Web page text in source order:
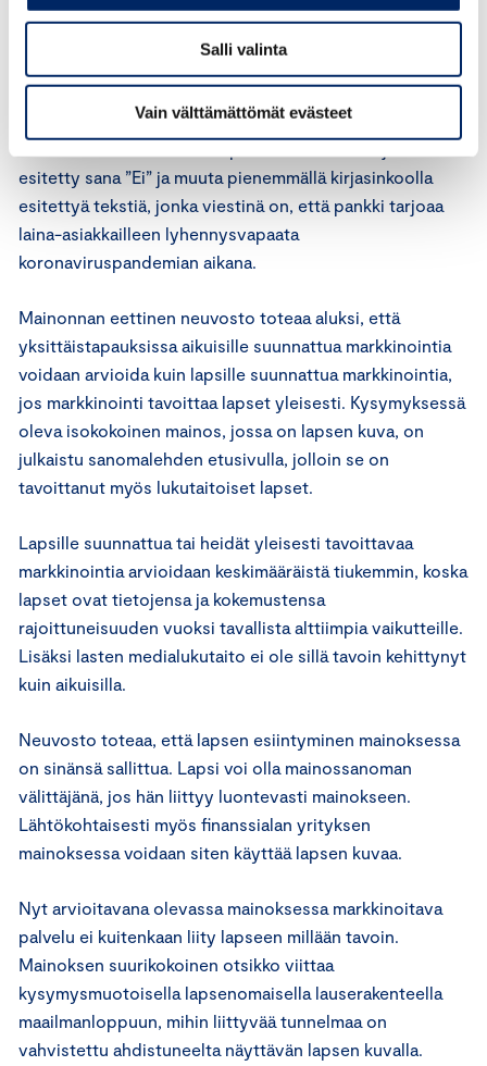
Salli valinta
Vain välttämättömät evästeet
Asiassa on kysymys pankin markkinoinnista. Mainos on
nyt se maailmanloppu?” Mainoksessa on isokokoinen
kuva alle kouluikäisestä lapsesta, jonka ilme voidaan
esitetty sana ”Ei” ja muuta pienemmällä kirjasinkoolla
esitettyä tekstiä, jonka viestinä on, että pankki tarjoaa
laina-asiakkailleen lyhennysvapaata
koronaviruspandemian aikana.
Mainonnan eettinen neuvosto toteaa aluksi, että
yksittäistapauksissa aikuisille suunnattua markkinointia
voidaan arvioida kuin lapsille suunnattua markkinointia,
jos markkinointi tavoittaa lapset yleisesti. Kysymyksessä
oleva isokokoinen mainos, jossa on lapsen kuva, on
julkaistu sanomalehden etusivulla, jolloin se on
tavoittanut myös lukutaitoiset lapset.
Lapsille suunnattua tai heidät yleisesti tavoittavaa
markkinointia arvioidaan keskimääräistä tiukemmin, koska
lapset ovat tietojensa ja kokemustensa
rajoittuneisuuden vuoksi tavallista alttiimpia vaikutteille.
Lisäksi lasten medialukutaito ei ole sillä tavoin kehittynyt
kuin aikuisilla.
Neuvosto toteaa, että lapsen esiintyminen mainoksessa
on sinänsä sallittua. Lapsi voi olla mainossanoman
välittäjänä, jos hän liittyy luontevasti mainokseen.
Lähtökohtaisesti myös finanssialan yrityksen
mainoksessa voidaan siten käyttää lapsen kuvaa.
Nyt arvioitavana olevassa mainoksessa markkinoitava
palvelu ei kuitenkaan liity lapseen millään tavoin.
Mainoksen suurikokoinen otsikko viittaa
kysymysmuotoisella lapsenomaisella lauserakenteella
maailmanloppuun, mihin liittyvää tunnelmaa on
vahvistettu ahdistuneelta näyttävän lapsen kuvalla.